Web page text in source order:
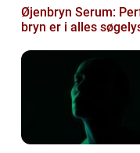
Øjenbryn Serum:
bryn er i alles